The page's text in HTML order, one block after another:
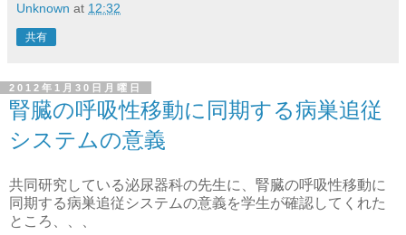
Unknown at 12:32
共有
2012年1月30日月曜日
腎臓の呼吸性移動に同期する病巣追従
システムの意義
共同研究している泌尿器科の先生に、腎臓の呼吸性移動に
同期する病巣追従システムの意義を学生が確認してくれた
ところ、、、